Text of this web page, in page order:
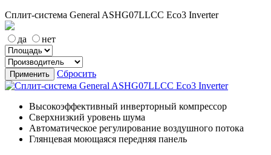
Сплит-система General ASHG07LLCC Eco3 Inverter
да нет
Применить Сбросить
Высокоэффективный инверторный компрессор
Сверхнизкий уровень шума
Автоматическое регулирование воздушного потока
Глянцевая моющаяся передняя панель